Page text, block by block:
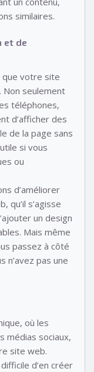
similaires.
et de
que votre site
Non seulement
téléphones,
d’afficher des
de la page sans
si vous
ou
d’améliorer
qu’il s’agisse
un design
Mais même
passez à côté
n’avez pas une
où les
médias sociaux,
site web.
d’en créer